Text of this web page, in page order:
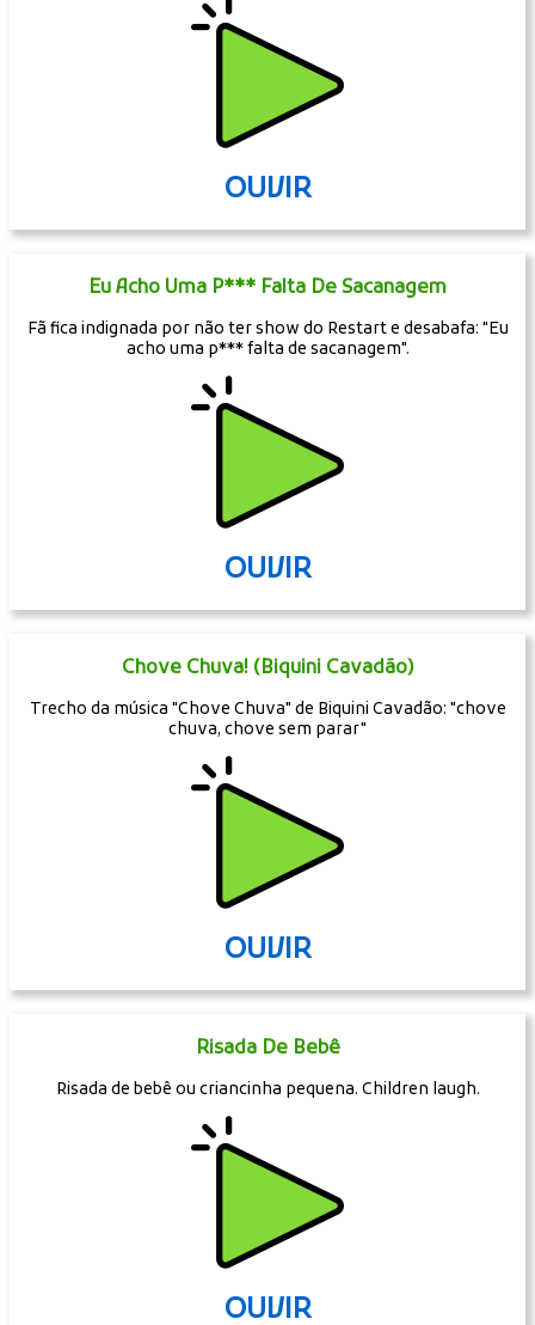
OUVIR
Eu Acho Uma P*** Falta De Sacanagem
Fã fica indignada por não ter show do Restart e desabafa: "Eu
acho uma p*** falta de sacanagem".
OUVIR
Chove Chuva! (Biquini Cavadão)
Trecho da música "Chove Chuva" de Biquini Cavadão: "chove
chuva, chove sem parar"
OUVIR
Risada De Bebê
Risada de bebê ou criancinha pequena. Children laugh.
OUVIR